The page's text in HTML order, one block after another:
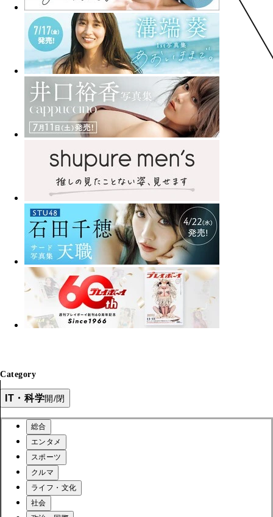
Category
IT・科学開/閉
総合
エンタメ
スポーツ
クルマ
ライフ・文化
社会